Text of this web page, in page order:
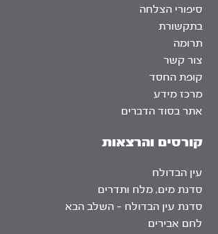
סיפורי הצלחה
בתקשורת
תרומה
צור קשר
קופת החסד
מרכז מידע
אתר בסוד הדברים
קורסים והרצאות
עין הבדולח
סדנת מים, מלח ותדרים
סדנת עין הבדולח – השלב הבא
לחם אבירים